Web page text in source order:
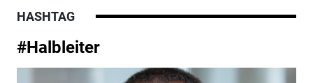
HASHTAG
#Halbleiter